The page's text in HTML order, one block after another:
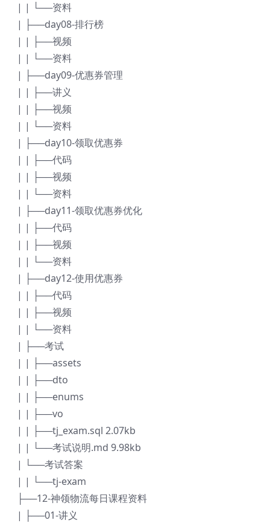
| | └──资料
| ├──day08-排行榜
| | ├──视频
| | └──资料
| ├──day09-优惠券管理
| | ├──讲义
| | ├──视频
| | └──资料
| ├──day10-领取优惠券
| | ├──代码
| | ├──视频
| | └──资料
| ├──day11-领取优惠券优化
| | ├──代码
| | ├──视频
| | └──资料
| ├──day12-使用优惠券
| | ├──代码
| | ├──视频
| | └──资料
| ├──考试
| | ├──assets
| | ├──dto
| | ├──enums
| | ├──vo
| | ├──tj_exam.sql 2.07kb
| | └──考试说明.md 9.98kb
| └──考试答案
| | └──tj-exam
├──12-神领物流每日课程资料
| ├──01-讲义